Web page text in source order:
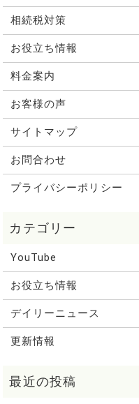
相続税対策
お役立ち情報
料金案内
お客様の声
サイトマップ
お問合わせ
プライバシーポリシー
YouTube
お役立ち情報
デイリーニュース
更新情報